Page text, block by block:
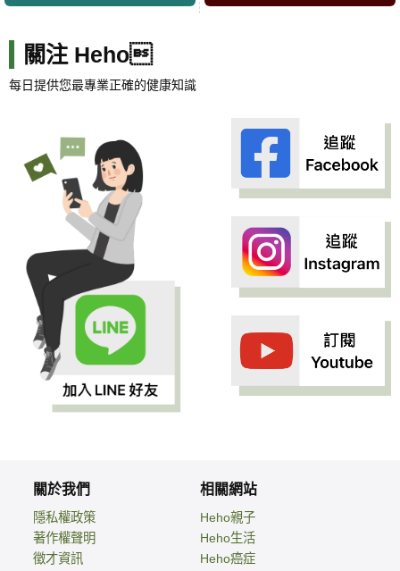
關注 Heho
每日提供您最專業正確的健康知識
關於我們
隱私權政策
著作權聲明
徵才資訊
相關網站
Heho親子
Heho生活
Heho癌症